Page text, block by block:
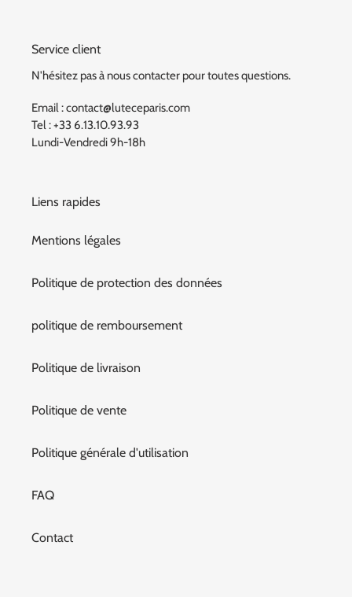
Service client
N'hésitez pas à nous contacter pour toutes questions.
Email : contact@luteceparis.com
Tel : +33 6.13.10.93.93
Lundi-Vendredi 9h-18h
Liens rapides
Mentions légales
Politique de protection des données
politique de remboursement
Politique de livraison
Politique de vente
Politique générale d'utilisation
FAQ
Contact